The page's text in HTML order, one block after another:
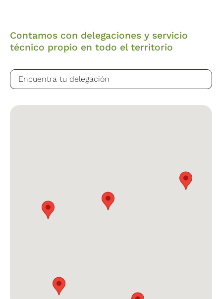
Contamos con delegaciones y servicio
técnico propio en todo el territorio